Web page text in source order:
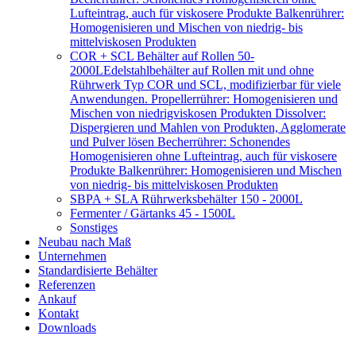
Lufteintrag, auch für viskosere Produkte Balkenrührer:
Homogenisieren und Mischen von niedrig- bis
mittelviskosen Produkten
COR + SCL Behälter auf Rollen 50-
2000LEdelstahlbehälter auf Rollen mit und ohne
Rührwerk Typ COR und SCL, modifizierbar für viele
Anwendungen. Propellerrührer: Homogenisieren und
Mischen von niedrigviskosen Produkten Dissolver:
Dispergieren und Mahlen von Produkten, Agglomerate
und Pulver lösen Becherrührer: Schonendes
Homogenisieren ohne Lufteintrag, auch für viskosere
Produkte Balkenrührer: Homogenisieren und Mischen
von niedrig- bis mittelviskosen Produkten
SBPA + SLA Rührwerksbehälter 150 - 2000L
Fermenter / Gärtanks 45 - 1500L
Sonstiges
Neubau nach Maß
Unternehmen
Standardisierte Behälter
Referenzen
Ankauf
Kontakt
Downloads